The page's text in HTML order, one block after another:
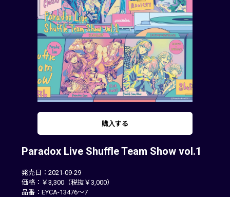
購入する
Paradox Live Shuffle Team Show vol.1
発売日：2021-09-29
価格：￥3,300（税抜￥3,000）
品番：EYCA-13476～7